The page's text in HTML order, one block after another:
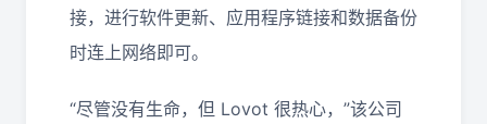
接，进行软件更新、应用程序链接和数据备份
时连上网络即可。
“尽管没有生命，但 Lovot 很热心，”该公司